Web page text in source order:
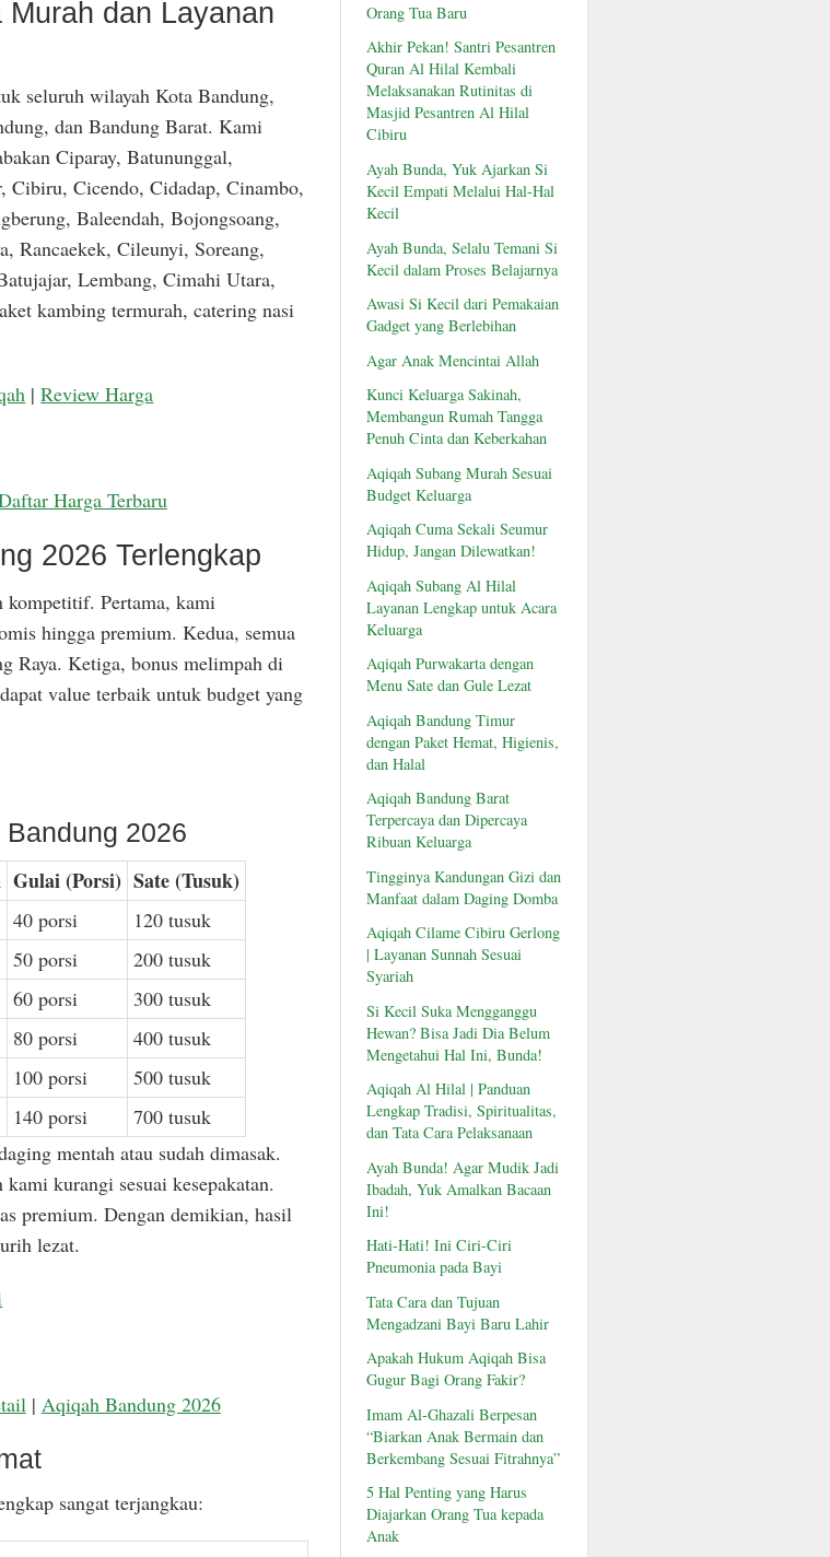
dan Layanan
seluruh wilayah Kota Bandung,
dan Bandung Barat. Kami
Ciparay, Batununggal,
Cibiru, Cicendo, Cidadap, Cinambo,
Baleendah, Bojongsoang,
Rancaekek, Cileunyi, Soreang,
Lembang, Cimahi Utara,
kambing termurah, catering nasi
|Review Harga
Harga Terbaru
2026 Terlengkap
kompetitif. Pertama, kami
hingga premium. Kedua, semua
Raya. Ketiga, bonus melimpah di
value terbaik untuk budget yang
2026
Gulai (Porsi) Sate (Tusuk)
40 porsi
120 tusuk
50 porsi
200 tusuk
60 porsi
300 tusuk
80 porsi
400 tusuk
100 porsi
500 tusuk
140 porsi 700 tusuk
mentah atau sudah dimasak.
kurangi sesuai kesepakatan.
premium. Dengan demikian, hasil
lezat.
| Aqiqah Bandung 2026
sangat terjangkau:
Orang Tua Baru
Akhir Pekan! Santri Pesantren
Quran Al Hilal Kembali
Melaksanakan Rutinitas di
Masjid Pesantren Al Hilal
Cibiru
Ayah Bunda, Yuk Ajarkan Si
Kecil Empati Melalui Hal-Hal
Kecil
Ayah Bunda, Selalu Temani Si
Kecil dalam Proses Belajarnya
Awasi Si Kecil dari Pemakaian
Gadget yang Berlebihan
Agar Anak Mencintai Allah
Kunci Keluarga Sakinah,
Membangun Rumah Tangga
Penuh Cinta dan Keberkahan
Aqiqah Subang Murah Sesuai
Budget Keluarga
Aqiqah Cuma Sekali Seumur
Hidup, Jangan Dilewatkan!
Aqiqah Subang Al Hilal
Layanan Lengkap untuk Acara
Keluarga
Aqiqah Purwakarta dengan
Menu Sate dan Gule Lezat
Aqiqah Bandung Timur
dengan Paket Hemat, Higienis,
dan Halal
Aqiqah Bandung Barat
Terpercaya dan Dipercaya
Ribuan Keluarga
Tingginya Kandungan Gizi dan
Manfaat dalam Daging Domba
Aqiqah Cilame Cibiru Gerlong
| Layanan Sunnah Sesuai
Syariah
Si Kecil Suka Mengganggu
Hewan? Bisa Jadi Dia Belum
Mengetahui Hal Ini, Bunda!
Aqiqah Al Hilal | Panduan
Lengkap Tradisi, Spiritualitas,
dan Tata Cara Pelaksanaan
Ayah Bunda! Agar Mudik Jadi
Ibadah, Yuk Amalkan Bacaan
Ini!
Hati-Hati! Ini Ciri-Ciri
Pneumonia pada Bayi
Tata Cara dan Tujuan
Mengadzani Bayi Baru Lahir
Apakah Hukum Aqiqah Bisa
Gugur Bagi Orang Fakir?
Imam Al-Ghazali Berpesan
“Biarkan Anak Bermain dan
Berkembang Sesuai Fitrahnya”
5 Hal Penting yang Harus
Diajarkan Orang Tua kepada
Anak